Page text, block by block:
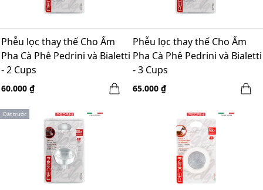
Phễu lọc thay thế Cho Ấm
Pha Cà Phê Pedrini và Bialetti
- 2 Cups
60.000 ₫
Phễu lọc thay thế Cho Ấm
Pha Cà Phê Pedrini và Bialetti
- 3 Cups
65.000 ₫
Đặt trước